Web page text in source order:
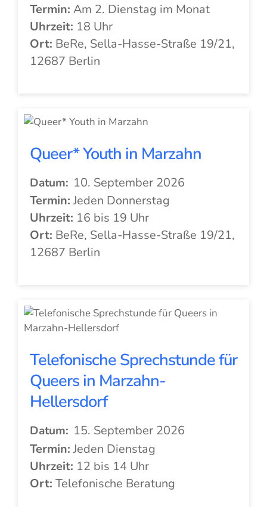
Termin: Am 2. Dienstag im Monat
Uhrzeit: 18 Uhr
Ort: BeRe, Sella-Hasse-Straße 19/21,
12687 Berlin
Queer* Youth in Marzahn
Datum: 10. September 2026
Termin: Jeden Donnerstag
Uhrzeit: 16 bis 19 Uhr
Ort: BeRe, Sella-Hasse-Straße 19/21,
12687 Berlin
Telefonische Sprechstunde für
Queers in Marzahn-
Hellersdorf
Datum: 15. September 2026
Termin: Jeden Dienstag
Uhrzeit: 12 bis 14 Uhr
Ort: Telefonische Beratung